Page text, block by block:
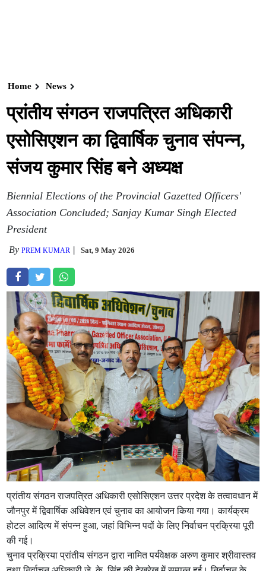
Home News
प्रांतीय संगठन राजपत्रित अधिकारी
एसोसिएशन का द्विवार्षिक चुनाव संपन्न,
संजय कुमार सिंह बने अध्यक्ष
Biennial Elections of the Provincial Gazetted Officers'
Association Concluded; Sanjay Kumar Singh Elected
President
ByPREM KUMAR Sat, 9 May 2026
प्रांतीय संगठन राजपत्रित अधिकारी एसोसिएशन उत्तर प्रदेश के तत्वावधान में
जौनपुर में द्विवार्षिक अधिवेशन एवं चुनाव का आयोजन किया गया। कार्यक्रम
होटल आदित्य में संपन्न हुआ, जहां विभिन्न पदों के लिए निर्वाचन प्रक्रिया पूरी
की गई।
चुनाव प्रक्रिया प्रांतीय संगठन द्वारा नामित पर्यवेक्षक अरुण कुमार श्रीवास्तव